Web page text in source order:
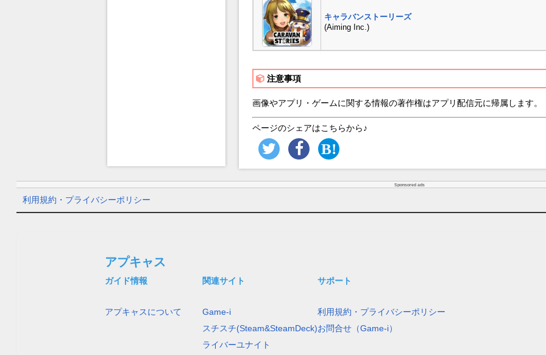
キャラバンストーリーズ
(Aiming Inc.)
注意事項
画像やアプリ・ゲームに関する情報の著作権はアプリ配信元に帰属します。
ページのシェアはこちらから♪
Sponsored ads
利用規約・プライバシーポリシー
アプキャス
ガイド情報
アプキャスについて
関連サイト
Game-i
スチスチ(Steam&SteamDeck)
ライバーユナイト
サポート
利用規約・プライバシーポリシー
お問合せ（Game-i）